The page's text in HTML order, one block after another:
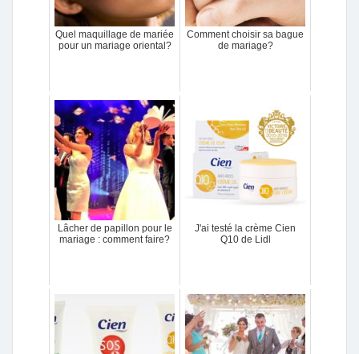
Quel maquillage de mariée
pour un mariage oriental?
Comment choisir sa bague
de mariage?
Lâcher de papillon pour le
mariage : comment faire?
J'ai testé la crème Cien
Q10 de Lidl